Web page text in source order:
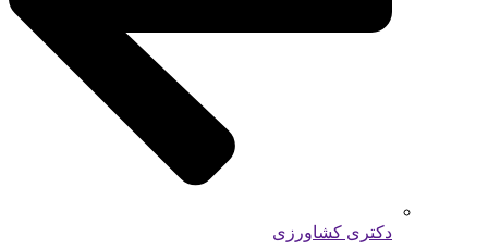
دکتری کشاورزی